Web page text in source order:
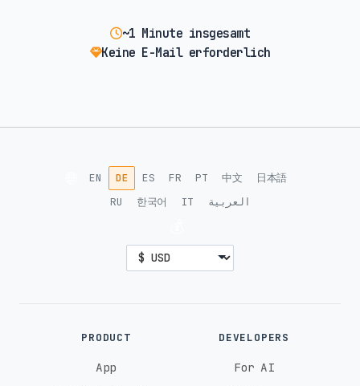
~1 Minute insgesamt
Keine E-Mail erforderlich
EN DE ES FR PT 中文
日本語
RU
한국어 IT العربية
PRODUCT
App
DEVELOPERS
For AI